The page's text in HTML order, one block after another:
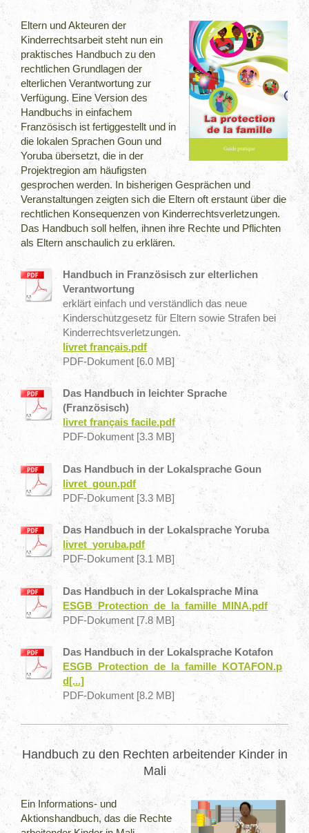
Eltern und Akteuren der
Kinderrechtsarbeit steht nun ein
praktisches Handbuch zu den
rechtlichen Grundlagen der
elterlichen Verantwortung zur
Verfügung. Eine Version des
Handbuchs in einfachem
Französisch ist fertiggestellt und in
die lokalen Sprachen Goun und
Yoruba übersetzt, die in der
Projektregion am häufigsten
gesprochen werden. In bisherigen Gesprächen und
Veranstaltungen zeigten sich die Eltern oft erstaunt über die
rechtlichen Konsequenzen von Kinderrechtsverletzungen.
Das Handbuch soll helfen, ihnen ihre Rechte und Pflichten
als Eltern anschaulich zu erklären.
Handbuch in Französisch zur elterlichen
Verantwortung
erklärt einfach und verständlich das neue
Kinderschutzgesetz für Eltern sowie Strafen bei
Kinderrechtsverletzungen.
livret français.pdf
PDF-Dokument [6.0 MB]
Das Handbuch in leichter Sprache
(Französisch)
livret français facile.pdf
PDF-Dokument [3.3 MB]
Das Handbuch in der Lokalsprache Goun
livret_goun.pdf
PDF-Dokument [3.3 MB]
Das Handbuch in der Lokalsprache Yoruba
livret_yoruba.pdf
PDF-Dokument [3.1 MB]
Das Handbuch in der Lokalsprache Mina
ESGB_Protection_de_la_famille_MINA.pdf
PDF-Dokument [7.8 MB]
Das Handbuch in der Lokalsprache Kotafon
ESGB_Protection_de_la_famille_KOTAFON.p
d[...]
PDF-Dokument [8.2 MB]
Handbuch zu den Rechten arbeitender Kinder in
Mali
Ein Informations- und
Aktionshandbuch, das die Rechte